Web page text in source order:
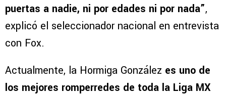
puertas a nadie, ni por edades ni por nada”,
explicó el seleccionador nacional en entrevista
con Fox.
Actualmente, la Hormiga González es uno de
los mejores romperredes de toda la Liga MX